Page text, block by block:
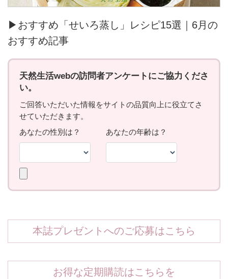
▶おすすめ「せいろ蒸し」レシピ15選｜6月の
おすすめ記事
本誌プレゼントへのご応募はこちら
お得な定期購読はこちらを